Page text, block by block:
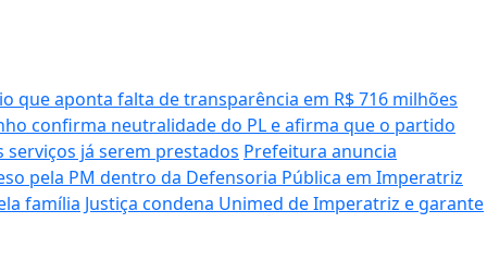
que aponta falta de transparência em R$ 716 milhões
confirma neutralidade do PL e afirma que o partido
já serem prestados Prefeitura anuncia
pela PM dentro da Defensoria Pública em Imperatriz
família Justiça condena Unimed de Imperatriz e garante